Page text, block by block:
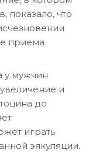
показало, что
приема
у мужчин
и
до
играть
эякуляции.